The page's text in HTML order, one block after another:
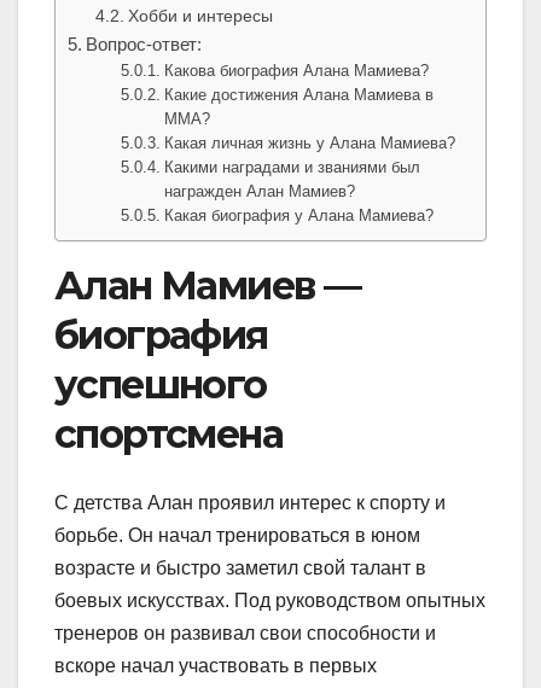
Хобби и интересы
Вопрос-ответ:
Какова биография Алана Мамиева?
Какие достижения Алана Мамиева в
MMA?
Какая личная жизнь у Алана Мамиева?
Какими наградами и званиями был
награжден Алан Мамиев?
Какая биография у Алана Мамиева?
Алан Мамиев —
биография
успешного
спортсмена
С детства Алан проявил интерес к спорту и
борьбе. Он начал тренироваться в юном
возрасте и быстро заметил свой талант в
боевых искусствах. Под руководством опытных
тренеров он развивал свои способности и
вскоре начал участвовать в первых